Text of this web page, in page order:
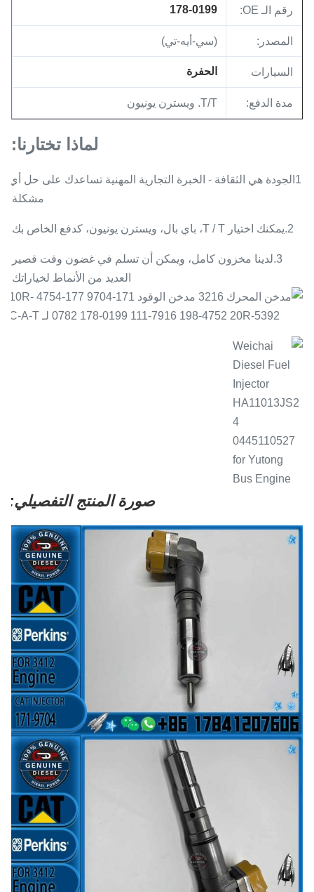
رقم الـ OE: 178-0199
المصدر: (سي-أيه-تي)
السيارات الحفرة
مدة الدفع: T/T. ويسترن يونيون
لماذا تختارنا:
1الجودة هي الثقافة - الخبرة التجارية المهنية تساعدك على حل أي
مشكلة.
2.يمكنك اختيار T / T، باي بال، ويسترن يونيون، كدفع الخاص بك.
3.لدينا مخزون كامل، ويمكن أن تسلم في غضون وقت قصير.
العديد من الأنماط لخياراتك.
صورة المنتج التفصيلي: